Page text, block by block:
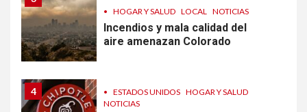
• HOGAR Y SALUD LOCAL NOTICIAS
Incendios y mala calidad del
aire amenazan Colorado
4 • ESTADOS UNIDOS HOGAR Y SALUD
NOTICIAS